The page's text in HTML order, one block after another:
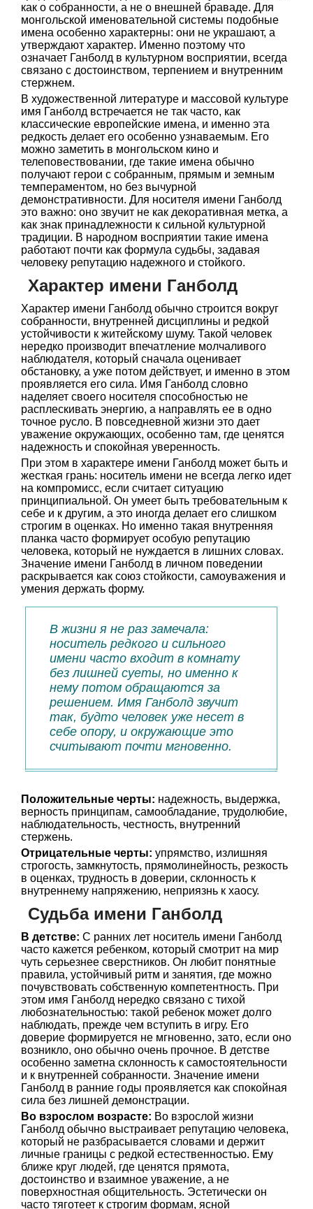
как о собранности, а не о внешней браваде. Для
монгольской именовательной системы подобные
имена особенно характерны: они не украшают, а
утверждают характер. Именно поэтому что
означает Ганболд в культурном восприятии, всегда
связано с достоинством, терпением и внутренним
стержнем.
В художественной литературе и массовой культуре
имя Ганболд встречается не так часто, как
классические европейские имена, и именно эта
редкость делает его особенно узнаваемым. Его
можно заметить в монгольском кино и
телеповествовании, где такие имена обычно
получают герои с собранным, прямым и земным
темпераментом, но без вычурной
демонстративности. Для носителя имени Ганболд
это важно: оно звучит не как декоративная метка, а
как знак принадлежности к сильной культурной
традиции. В народном восприятии такие имена
работают почти как формула судьбы, задавая
человеку репутацию надежного и стойкого.
Характер имени Ганболд
Характер имени Ганболд обычно строится вокруг
собранности, внутренней дисциплины и редкой
устойчивости к житейскому шуму. Такой человек
нередко производит впечатление молчаливого
наблюдателя, который сначала оценивает
обстановку, а уже потом действует, и именно в этом
проявляется его сила. Имя Ганболд словно
наделяет своего носителя способностью не
расплескивать энергию, а направлять ее в одно
точное русло. В повседневной жизни это дает
уважение окружающих, особенно там, где ценятся
надежность и спокойная уверенность.
При этом в характере имени Ганболд может быть и
жесткая грань: носитель имени не всегда легко идет
на компромисс, если считает ситуацию
принципиальной. Он умеет быть требовательным к
себе и к другим, а это иногда делает его слишком
строгим в оценках. Но именно такая внутренняя
планка часто формирует особую репутацию
человека, который не нуждается в лишних словах.
Значение имени Ганболд в личном поведении
раскрывается как союз стойкости, самоуважения и
умения держать форму.
В жизни я не раз замечала:
носитель редкого и сильного
имени часто входит в комнату
без лишней суеты, но именно к
нему потом обращаются за
решением. Имя Ганболд звучит
так, будто человек уже несет в
себе опору, и окружающие это
считывают почти мгновенно.
Положительные черты: надежность, выдержка,
верность принципам, самообладание, трудолюбие,
наблюдательность, честность, внутренний
стержень.
Отрицательные черты: упрямство, излишняя
строгость, замкнутость, прямолинейность, резкость
в оценках, трудность в доверии, склонность к
внутреннему напряжению, неприязнь к хаосу.
Судьба имени Ганболд
В детстве: С ранних лет носитель имени Ганболд
часто кажется ребенком, который смотрит на мир
чуть серьезнее сверстников. Он любит понятные
правила, устойчивый ритм и занятия, где можно
почувствовать собственную компетентность. При
этом имя Ганболд нередко связано с тихой
любознательностью: такой ребенок может долго
наблюдать, прежде чем вступить в игру. Его
доверие формируется не мгновенно, зато, если оно
возникло, оно обычно очень прочное. В детстве
особенно заметна склонность к самостоятельности
и к внутренней собранности. Значение имени
Ганболд в ранние годы проявляется как спокойная
сила без лишней демонстрации.
Во взрослом возрасте: Во взрослой жизни
Ганболд обычно выстраивает репутацию человека,
который не разбрасывается словами и держит
личные границы с редкой естественностью. Ему
ближе круг людей, где ценятся прямота,
достоинство и взаимное уважение, а не
поверхностная общительность. Эстетически он
часто тяготеет к строгим формам, ясной